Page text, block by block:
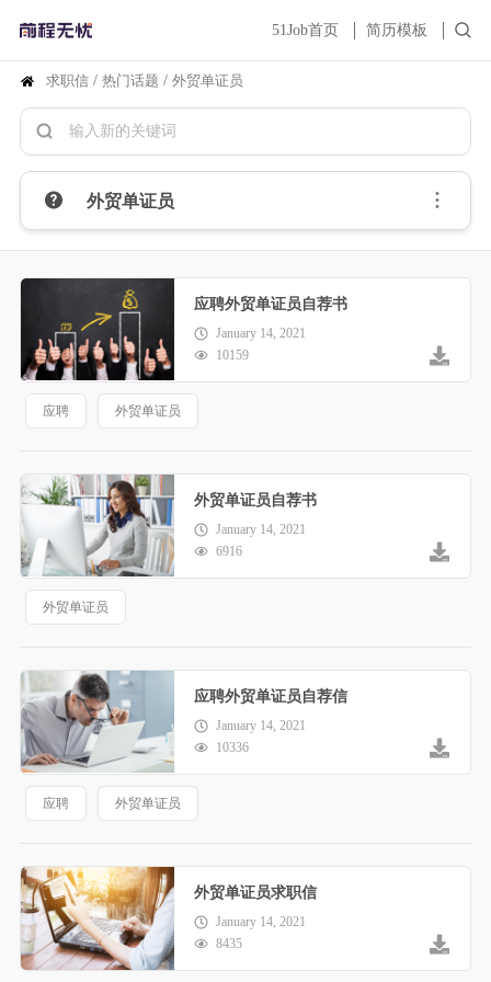
51Job首页 简历模板
求职信 / 热门话题 / 外贸单证员
外贸单证员
应聘外贸单证员自荐书
January 14, 2021
10159
应聘 外贸单证员
外贸单证员自荐书
January 14, 2021
6916
外贸单证员
应聘外贸单证员自荐信
January 14, 2021
10336
应聘 外贸单证员
外贸单证员求职信
January 14, 2021
8435